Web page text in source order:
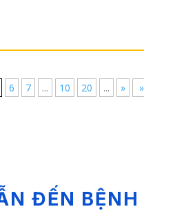
6 7 ... 10 20 ... »
»
ĐẾN BỆNH